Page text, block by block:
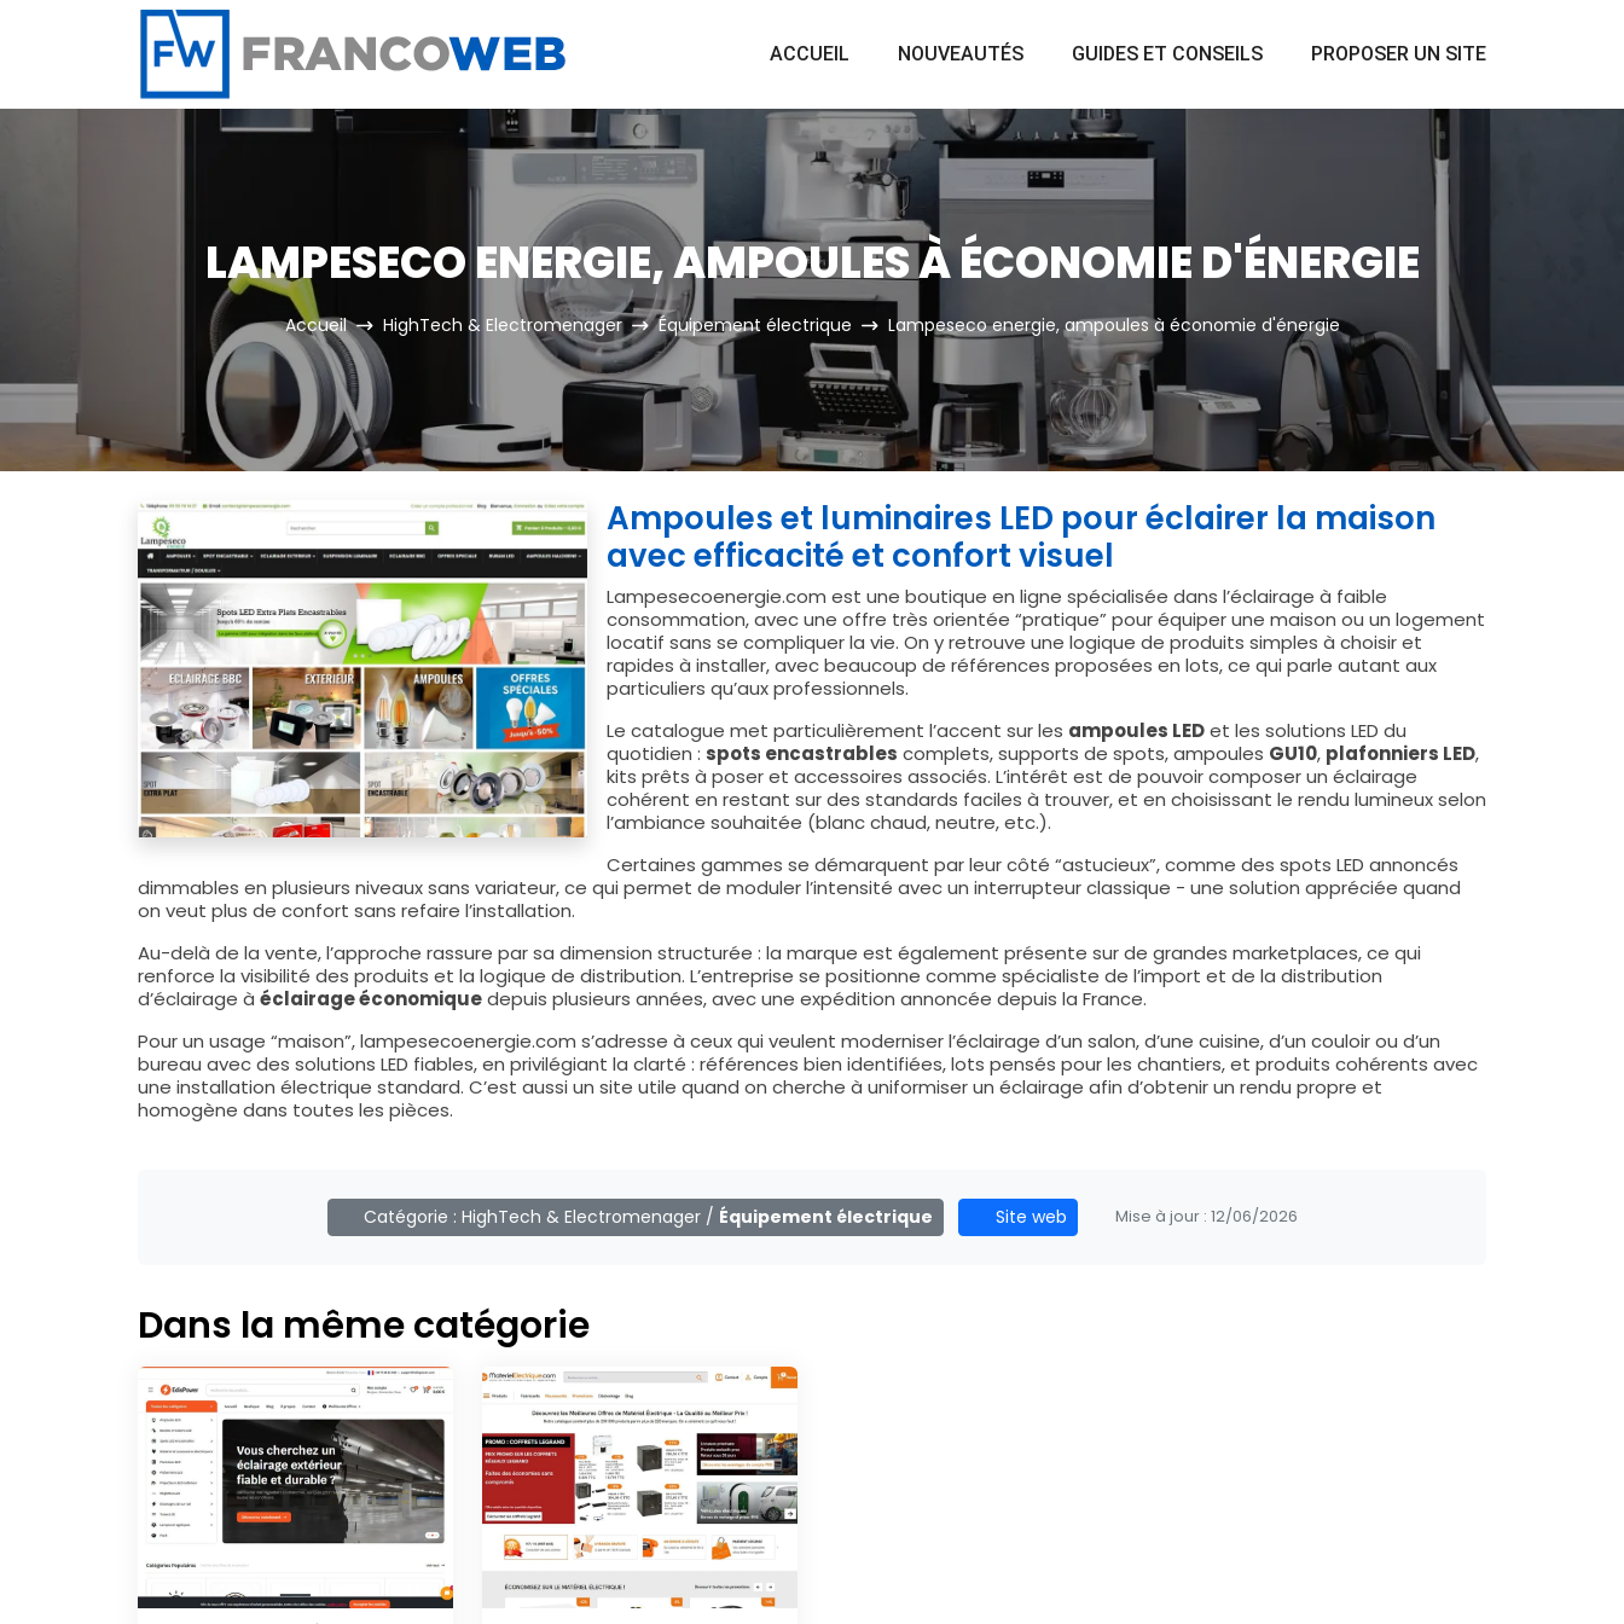
Panneau de gestion des cookies
ACCUEIL NOUVEAUTÉS GUIDES ET CONSEILS PROPOSER UN SITE
LAMPESECO ENERGIE, AMPOULES À ÉCONOMIE D'ÉNERGIE
Accueil HighTech & Electromenager Équipement électrique Lampeseco energie, ampoules à économie d'énergie
Ampoules et luminaires LED pour éclairer la maison
avec efficacité et confort visuel
Lampesecoenergie.com est une boutique en ligne spécialisée dans l’éclairage à faible
consommation, avec une offre très orientée “pratique” pour équiper une maison ou un logement
locatif sans se compliquer la vie. On y retrouve une logique de produits simples à choisir et
rapides à installer, avec beaucoup de références proposées en lots, ce qui parle autant aux
particuliers qu’aux professionnels.
Le catalogue met particulièrement l’accent sur les ampoules LEDet les solutions LED du
quotidien : spots encastrables complets, supports de spots, ampoules GU10, plafonniers LED,
kits prêts à poser et accessoires associés. L’intérêt est de pouvoir composer un éclairage
cohérent en restant sur des standards faciles à trouver, et en choisissant le rendu lumineux selon
l’ambiance souhaitée (blanc chaud, neutre, etc.).
Certaines gammes se démarquent par leur côté “astucieux”, comme des spots LED annoncés
dimmables en plusieurs niveaux sans variateur, ce qui permet de moduler l’intensité avec un interrupteur classique - une solution appréciée quand
on veut plus de confort sans refaire l’installation.
Au-delà de la vente, l’approche rassure par sa dimension structurée : la marque est également présente sur de grandes marketplaces, ce qui
renforce la visibilité des produits et la logique de distribution. L’entreprise se positionne comme spécialiste de l’import et de la distribution
d’éclairage à éclairage économiquedepuis plusieurs années, avec une expédition annoncée depuis la France.
Pour un usage “maison”, lampesecoenergie.com s’adresse à ceux qui veulent moderniser l’éclairage d’un salon, d’une cuisine, d’un couloir ou d’un
bureau avec des solutions LED fiables, en privilégiant la clarté : références bien identifiées, lots pensés pour les chantiers, et produits cohérents avec
une installation électrique standard. C’est aussi un site utile quand on cherche à uniformiser un éclairage afin d’obtenir un rendu propre et
homogène dans toutes les pièces.
Catégorie : HighTech & Electromenager / Équipement électrique Site web Mise à jour : 12/06/2026
Dans la même catégorie